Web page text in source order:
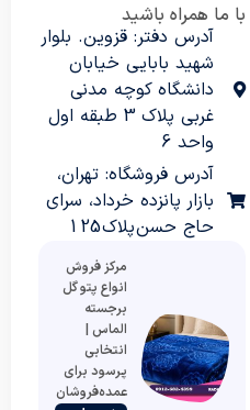
با ما همراه باشید
آدرس دفتر: قزوین. بلوار
شهید بابایی خیابان
دانشگاه کوچه مدنی
غربی پلاک 3 طبقه اول
واحد 6
آدرس فروشگاه: تهران،
بازار پانزده خرداد، سرای
حاج حسن پلاک 125
مرکز فروش
انواع پتو گل
برجسته
الماس |
انتخابی
پرسود برای
عمده‌فروشان